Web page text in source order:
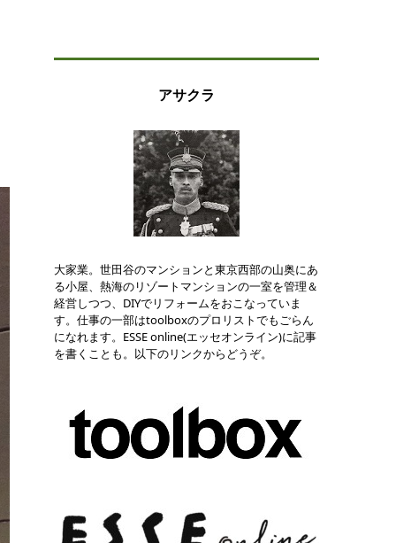
アサクラ
大家業。世田谷のマンションと東京西部の山奥にあ
る小屋、熱海のリゾートマンションの一室を管理＆
経営しつつ、DIYでリフォームをおこなっていま
す。仕事の一部はtoolboxのプロリストでもごらん
になれます。ESSE online(エッセオンライン)に記事
を書くことも。以下のリンクからどうぞ。